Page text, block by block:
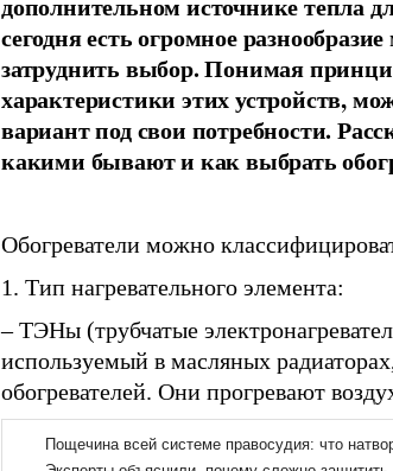
сегодня есть огромное
затруднить выбор. Понимая
характеристики этих устройств,
вариант под свои потребности.
какими бывают и как выбрать
Обогреватели можно
1. Тип нагревательного элемента:
– ТЭНы (трубчатые
используемый в масляных
обогревателей. Они прогревают